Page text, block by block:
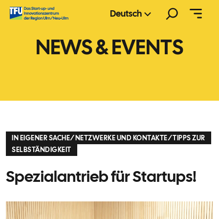
Zum
Inhalt
Deutsch
NEWS & EVENTS
IN EIGENER SACHE/NETZWERKE UND KONTAKTE/TIPPS ZUR
SELBSTÄNDIGKEIT
Spezialantrieb für Startups!